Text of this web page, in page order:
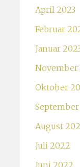
April 2023
Februar
Januar
November
Oktober
August
Juli 2022
Juni 2022